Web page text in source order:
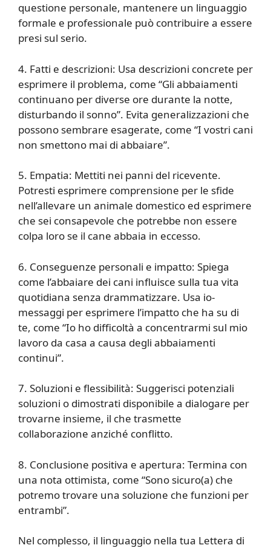
questione personale, mantenere un linguaggio
formale e professionale può contribuire a essere
presi sul serio.
4. Fatti e descrizioni: Usa descrizioni concrete per
esprimere il problema, come “Gli abbaiamenti
continuano per diverse ore durante la notte,
disturbando il sonno”. Evita generalizzazioni che
possono sembrare esagerate, come “I vostri cani
non smettono mai di abbaiare”.
5. Empatia: Mettiti nei panni del ricevente.
Potresti esprimere comprensione per le sfide
nell’allevare un animale domestico ed esprimere
che sei consapevole che potrebbe non essere
colpa loro se il cane abbaia in eccesso.
6. Conseguenze personali e impatto: Spiega
come l’abbaiare dei cani influisce sulla tua vita
quotidiana senza drammatizzare. Usa io-
messaggi per esprimere l’impatto che ha su di
te, come “Io ho difficoltà a concentrarmi sul mio
lavoro da casa a causa degli abbaiamenti
continui”.
7. Soluzioni e flessibilità: Suggerisci potenziali
soluzioni o dimostrati disponibile a dialogare per
trovarne insieme, il che trasmette
collaborazione anziché conflitto.
8. Conclusione positiva e apertura: Termina con
una nota ottimista, come “Sono sicuro(a) che
potremo trovare una soluzione che funzioni per
entrambi”.
Nel complesso, il linguaggio nella tua Lettera di